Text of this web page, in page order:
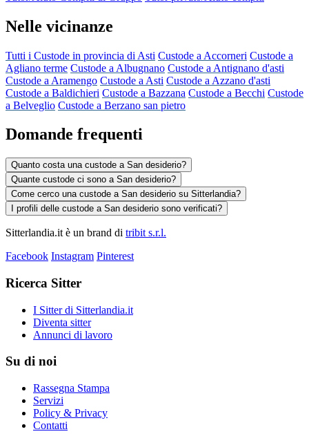
Nelle vicinanze
Tutti i Custode in provincia di Asti Custode a Accorneri Custode a
Agliano terme Custode a Albugnano Custode a Antignano d'asti
Custode a Aramengo Custode a Asti Custode a Azzano d'asti
Custode a Baldichieri Custode a Bazzana Custode a Becchi Custode
a Belveglio Custode a Berzano san pietro
Domande frequenti
Quanto costa una custode a San desiderio?
Quante custode ci sono a San desiderio?
Come cerco una custode a San desiderio su Sitterlandia?
I profili delle custode a San desiderio sono verificati?
Sitterlandia.it è un brand di tribit s.r.l.
Facebook Instagram Pinterest
Ricerca Sitter
I Sitter di Sitterlandia.it
Diventa sitter
Annunci di lavoro
Su di noi
Rassegna Stampa
Servizi
Policy & Privacy
Contatti